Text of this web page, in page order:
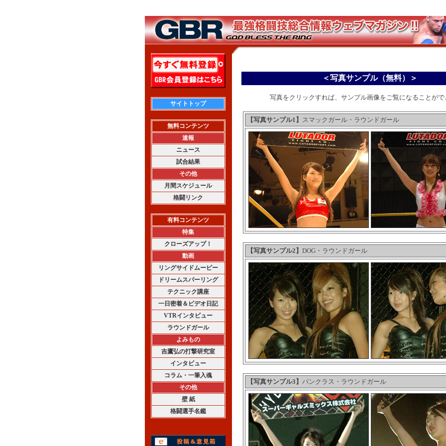
サイトトップ
無料コンテンツ
速報
ニュース
試合結果
その他
月間スケジュール
格闘リンク
有料コンテンツ
特集
クローズアップ！
動画
リングサイドムービー
ドリームスパーリング
テクニック講座
一日密着＆ビデオ日記
VTRインタビュー
ラウンドガール
よみもの
吉鷹弘の打撃研究室
インタビュー
コラム・一筆入魂
その他
壁 紙
格闘選手名鑑
＜写真サンプル（無料）＞
写真をクリックすれば、サンプル画像をご覧になることがで
【写真サンプル1】 スマックガール・ラウンドガール
【写真サンプル2】 DOG・ラウンドガール
【写真サンプル3】 パンクラス・ラウンドガール